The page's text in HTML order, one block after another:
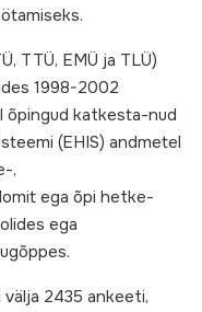
TTÜ, EMÜ ja TLÜ)
1998-2002
õpingud katkesta-nud
(EHIS) andmetel
,
ega õpi hetke-
ega
2435 ankeeti,